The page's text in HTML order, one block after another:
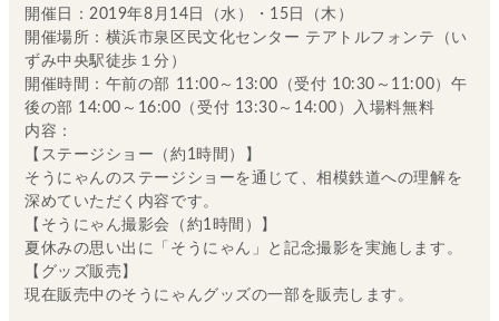
開催日：2019年8月14日（水）・15日（木）
開催場所：横浜市泉区民文化センター テアトルフォンテ（い
ずみ中央駅徒歩１分）
開催時間：午前の部 11:00～13:00（受付 10:30～11:00）午
後の部 14:00～16:00（受付 13:30～14:00）入場料無料
内容：
【ステージショー（約1時間）】
そうにゃんのステージショーを通じて、相模鉄道への理解を
深めていただく内容です。
【そうにゃん撮影会（約1時間）】
夏休みの思い出に「そうにゃん」と記念撮影を実施します。
【グッズ販売】
現在販売中のそうにゃんグッズの一部を販売します。